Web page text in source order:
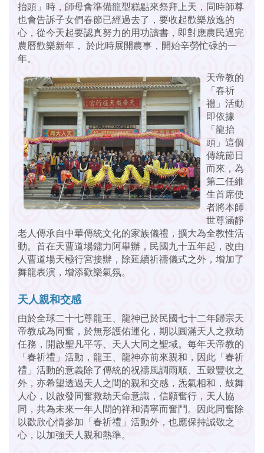
抬頭」時，師母會準備龍型糕點來祭拜上天，同時師尊
也會告訴子女們春節已經過去了，要收起歡樂放逸的
心，從今天起要認真努力的用功讀書，即對應農民過完
農曆歡樂新年， 於此時展開農事，開始辛勞忙碌的一
年。
天帝教的
「春祈
禮」活動
即依據
「龍抬
頭」這個
傳統節日
而來，為
第二任維
生首席使
者將本師
世尊涵靜
老人傳承自中華傳統文化的家族儀禮，擴大為全教性活
動。首在天曹道場鐳力阿舉辦，民國九十五年起，改由
人曹道場天極行宮接辦，除延續祈禱儀式之外，增加了
舞龍表演，增添歡樂氣氛。
天人親和交感
由於全球二十七尊龍王、龍神已於民國七十二年歸宗天
帝教成為同奮，於無形護佑運化，期以圓滿天人之救劫
任務，開啟聖凡平等、天人大同之聖域。每年天帝教的
「春祈禮」活動，龍王、龍神亦前來親和，因此「春祈
禮」活動的意義除了傳統的祝禱風調雨順、五穀豐收之
外，亦希望透過天人之間的親和交感，炁氣相和，鼓舞
人心，以啟發同奮救劫天命意識，信願奮行，天人協
同，共為未來一年人間的祥和清寧而奮鬥。因此同奮除
以歡欣心情參加「春祈禮」活動外，也應保持誠敬之
心，以加強天人親和熱準。